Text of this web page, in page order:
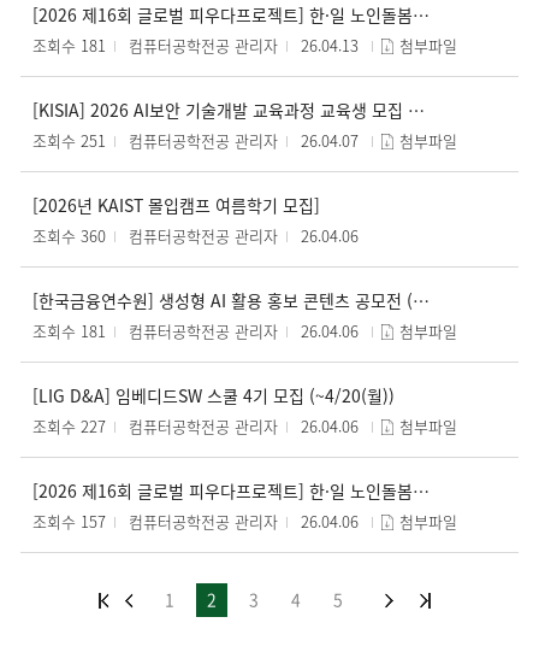
[2026 제16회 글로벌 피우다프로젝트] 한·일 노인돌봄 문제 해결 ICT 솔루션 개발(~5.17(일)) 마감)
조회수 181 컴퓨터공학전공 관리자 26.04.13 첨부파일
[KISIA] 2026 AI보안 기술개발 교육과정 교육생 모집 안내
조회수 251 컴퓨터공학전공 관리자 26.04.07 첨부파일
[2026년 KAIST 몰입캠프 여름학기 모집]
조회수 360 컴퓨터공학전공 관리자 26.04.06
[한국금융연수원] 생성형 AI 활용 홍보 콘텐츠 공모전 (~4/13)
조회수 181 컴퓨터공학전공 관리자 26.04.06 첨부파일
[LIG D&A] 임베디드SW 스쿨 4기 모집 (~4/20(월))
조회수 227 컴퓨터공학전공 관리자 26.04.06 첨부파일
[2026 제16회 글로벌 피우다프로젝트] 한·일 노인돌봄 문제 해결 ICT 솔루션 개발(~5.17(일)) 마감)
조회수 157 컴퓨터공학전공 관리자 26.04.06 첨부파일
1 2 3 4 5